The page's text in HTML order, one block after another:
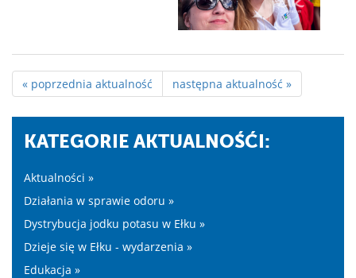
« poprzednia aktualność następna aktualność »
KATEGORIE AKTUALNOŚĆI:
Aktualności »
Działania w sprawie odoru »
Dystrybucja jodku potasu w Ełku »
Dzieje się w Ełku - wydarzenia »
Edukacja »